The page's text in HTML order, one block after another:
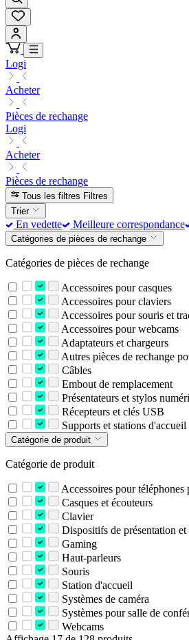
Logi
Acheter
Pièces de rechange
Logi
Acheter
Pièces de rechange
Tous les filtres Filtres
Trier
En vedette Meilleure correspondance
Catégories de pièces de rechange
Catégories de pièces de rechange
Accessoires pour casques
Accessoires pour claviers
Accessoires pour souris et
Accessoires pour webcams
Adaptateurs et chargeurs
Autres pièces de rechange
Câbles
Embout de remplacement
Présentateurs et stylos
Récepteurs et clés USB
Supports et stations d'accueil
Catégorie de produit
Catégorie de produit
Accessoires pour téléphones
Casques et écouteurs
Clavier
Dispositifs de présentation et
Gaming
Haut-parleurs
Souris
Station d'accueil
Systèmes de caméra
Systèmes pour salle de
Webcams